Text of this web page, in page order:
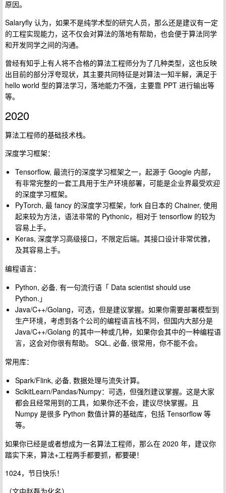
原因。
Salaryfly 认为，如果不是纯学术型的研究人员，那么还是建议有一定
的工程实现能力，这不仅会对算法的落地有帮助，也会便于算法同学
和开发同学之间的沟通。
曾经有知乎上有人将不合格的算法工程师分为了几种类型，这也反映
出目前的部分浮夸现状，其主要共同特征是对算法一知半解，满足于
hello world 型的算法学习，落地能力不强，主要靠 PPT 进行输出等
等。
2020
算法工程师的基础技术栈。
深度学习框架：
Tensorflow, 最流行的深度学习框架之一，起源于 Google 内部，
有非常完整的一套工具用于生产环境部署，可能是企业界最受欢迎
的深度学习框架。
PyTorch, 最 fancy 的深度学习框架，fork 自日本的 Chainer, 使用
起来较为方法，语法非常的 Pythonic，相对于 tensorflow 的较为
容易上手。
Keras, 深度学习高级接口，不限定后端。其接口设计非常优雅，
及其容易上手。
编程语言：
Python, 必备, 有一句流行语「 Data scientist should use
Python.」
Java/C++/Golang，可选，但是建议掌握。如果你需要部署模型到
生产环境，考虑到各个公司的编程语言栈不同，但国内大部分是
Java/C++/Golang 的其中一种或几种，如果你会其中的一种编程语
言，这会对你很有帮助。 SQL, 必备, 很常用，你不能不会。
常用库：
Spark/Flink, 必备, 数据处理与流失计算。
ScikitLearn/Pandas/Numpy：可选，但强烈建议掌握。这是大家
都会且经常用到的工具，如果你还不会，建议尽快掌握。且
Numpy 是很多 Python 数值计算的基础库，包括 Tensorflow 等
等。
如果你已经是或者想成为一名算法工程师，那么在 2020 年，建议你
踏实下来，算法+工程两手都要抓，都要硬！
1024，节日快乐！
（文中赵磊为化名）